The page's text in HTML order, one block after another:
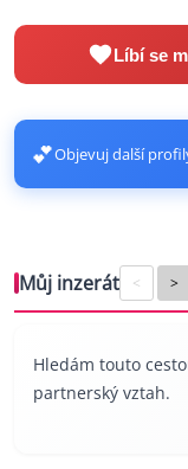
Líbí se
💕Objevuj další
Můj inzerát < >
Hledám touto
partnerský vztah.